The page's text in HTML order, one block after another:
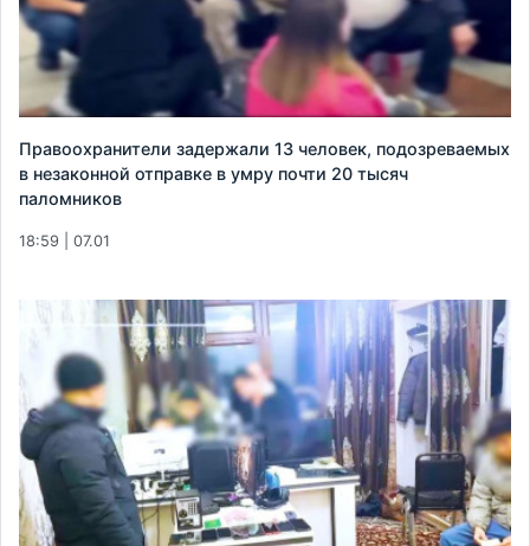
Правоохранители задержали 13 человек, подозреваемых
в незаконной отправке в умру почти 20 тысяч
паломников
18:59 | 07.01